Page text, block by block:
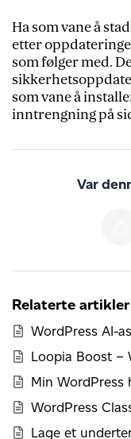
Ha som vane å
etter
som følger med.
som vane å
inntrengning på
Var
Relaterte artikler
WordPress AI-
Loopia Boost –
Min WordPress
WordPress
Lage et